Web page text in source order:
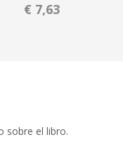
€ 7,63
sobre el libro.